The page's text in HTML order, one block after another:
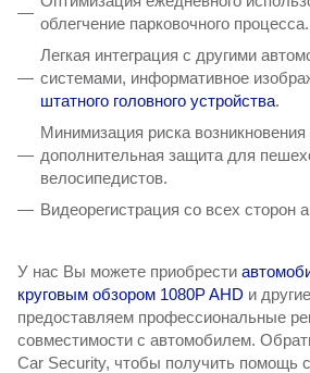
облегчение парковочного процесса.
Легкая интеграция с другими
системами, информативное
штатного головного устройства.
Минимизация риска возникновения
дополнительная защита для
велосипедистов.
Видеорегистрация со всех сторон
У нас Вы можете приобрести
круговым обзором 1080P AHD и
предоставляем профессиональные
совместимости с автомобилем.
Car Security, чтобы получить помощь